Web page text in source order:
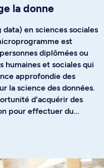
la donne
data) en sciences sociales
est
diplômées ou
humaines et sociales qui
approfondie des
la science des données.
d'acquérir des
pour effectuer du
de données
d'application
grandement influencé
l'apprentissage du
en plus utilisé par le